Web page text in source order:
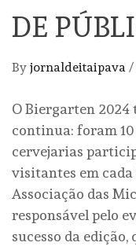
DE
By jornaldeitaipava /
O Biergarten 2024
continua: foram 10
cervejarias
visitantes em cada
Associação das
responsável pelo
sucesso da